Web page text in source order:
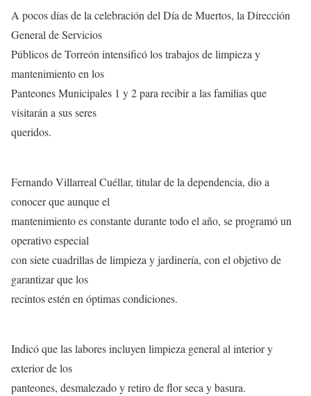
A pocos días de la celebración del Día de Muertos, la Dirección
General de Servicios
Públicos de Torreón intensificó los trabajos de limpieza y
mantenimiento en los
Panteones Municipales 1 y 2 para recibir a las familias que
visitarán a sus seres
queridos.
Fernando Villarreal Cuéllar, titular de la dependencia, dio a
conocer que aunque el
mantenimiento es constante durante todo el año, se programó un
operativo especial
con siete cuadrillas de limpieza y jardinería, con el objetivo de
garantizar que los
recintos estén en óptimas condiciones.
Indicó que las labores incluyen limpieza general al interior y
exterior de los
panteones, desmalezado y retiro de flor seca y basura.